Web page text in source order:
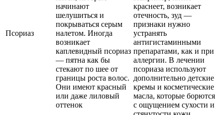
Псориаз
начинают
шелушиться и
покрываться серым
налетом. Иногда
возникает
каплевидный псориаз
— пятна как бы
стекают по шее от
границы роста волос.
Они имеют красный
или даже лиловый
оттенок
краснеет, возникает
отечность, зуд —
признаки нужно
устранять
антигистаминными
препаратами, как и при
аллергии. В лечении
псориаза используют
дополнительно детские
кремы и косметические
масла, которые борются
с ощущением сухости и